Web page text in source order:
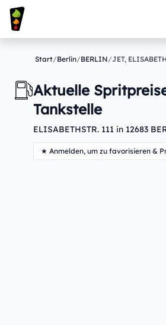
Start/Berlin/BERLIN/JET,
Aktuelle
Tankstelle
ELISABETHSTR. 111 in 12683
★ Anmelden, um zu favorisieren &